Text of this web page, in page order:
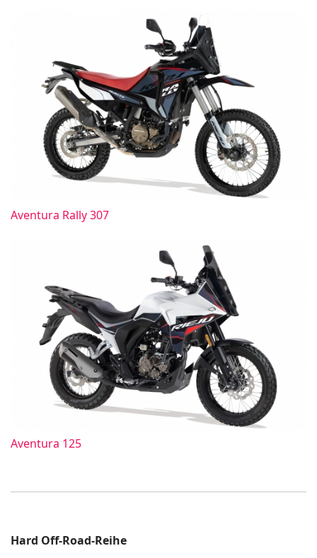
Aventura Rally 307
Aventura 125
Hard Off-Road-Reihe